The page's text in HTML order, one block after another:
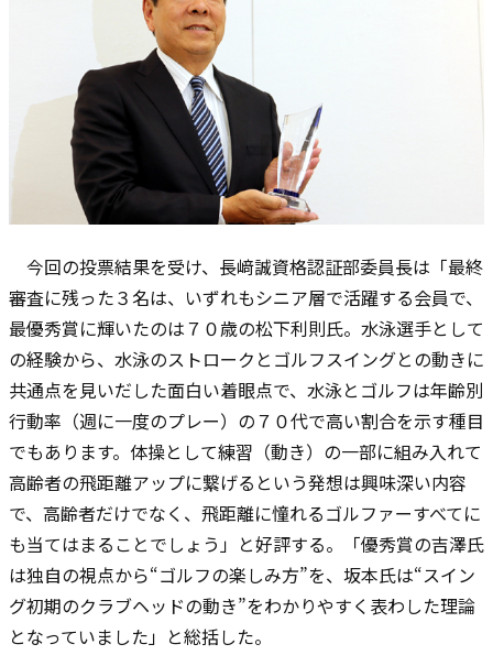
今回の投票結果を受け、長﨑誠資格認証部委員長は「最終
審査に残った３名は、いずれもシニア層で活躍する会員で、
最優秀賞に輝いたのは７０歳の松下利則氏。水泳選手として
の経験から、水泳のストロークとゴルフスイングとの動きに
共通点を見いだした面白い着眼点で、水泳とゴルフは年齢別
行動率（週に一度のプレー）の７０代で高い割合を示す種目
でもあります。体操として練習（動き）の一部に組み入れて
高齢者の飛距離アップに繋げるという発想は興味深い内容
で、高齢者だけでなく、飛距離に憧れるゴルファーすべてに
も当てはまることでしょう」と好評する。「優秀賞の吉澤氏
は独自の視点から“ゴルフの楽しみ方”を、坂本氏は“スイン
グ初期のクラブヘッドの動き”をわかりやすく表わした理論
となっていました」と総括した。